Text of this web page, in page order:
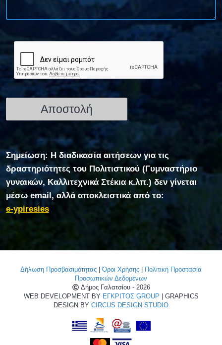
Σημείωση: Η διαδικασία αιτήσεων για τις
δραστηριότητες του Πολιτιστικού (Γυμναστήριο
γυναικών, Καλλιτεχνικά Στέκια κ.λπ.) δεν γίνεται
μέσω email, αλλά αποκλειστικά από το:
e-ypiresies
Δήλωση Προσβασιμότητας |Όροι Χρήσης
Πολιτική Προστασία
Προσωπικών Δεδομένων
Δήμος Γαλατσίου - 2026
WEB DEVELOPMENT BY ΕΓΚΡΙΤΟΣ GROUP | GRAPHICS
DESIGN BY CIRCUS DESIGN STUDIO